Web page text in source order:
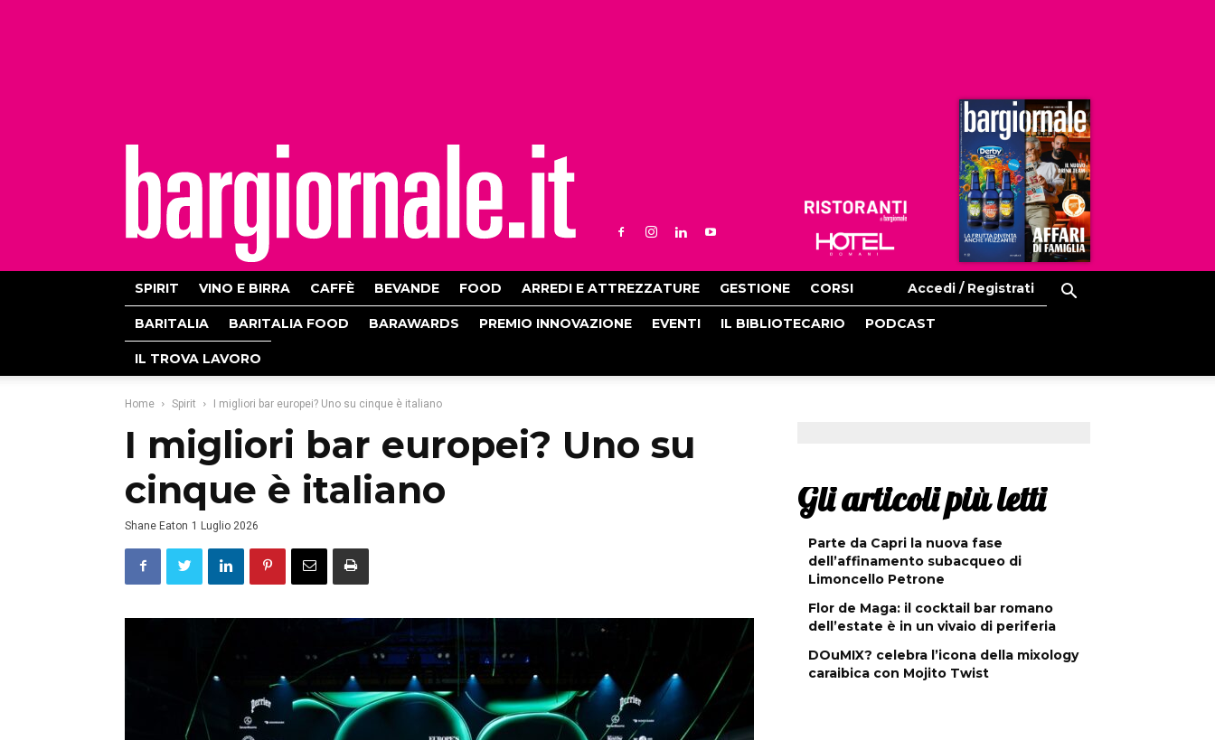
Ristoranti
Hoteldomani
SPIRIT VINO E BIRRA CAFFÈ BEVANDE FOOD ARREDI E ATTREZZATURE GESTIONE CORSI Accedi / Registrati
BARITALIA BARITALIA FOOD BARAWARDS PREMIO INNOVAZIONE EVENTI IL BIBLIOTECARIO PODCAST
IL TROVA LAVORO
Home Spirit I migliori bar europei? Uno su cinque è italiano
I migliori bar europei? Uno su
cinque è italiano
Shane Eaton 1 Luglio 2026
Gli articoli più letti
Parte da Capri la nuova fase
dell’affinamento subacqueo di
Limoncello Petrone
Flor de Maga: il cocktail bar romano
dell’estate è in un vivaio di periferia
DOuMIX? celebra l’icona della mixology
caraibica con Mojito Twist